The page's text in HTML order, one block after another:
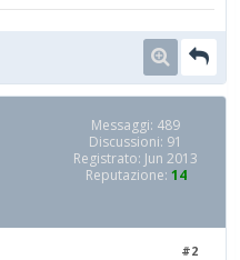
Messaggi: 489
Discussioni: 91
Registrato: Jun 2013
Reputazione: 14
#2